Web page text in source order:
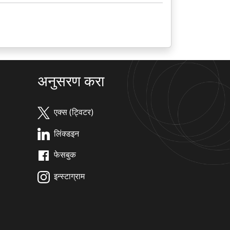
अनुसरण करा
एक्स (ट्विटर)
लिंक्डइन
फेसबुक
इन्स्टाग्राम